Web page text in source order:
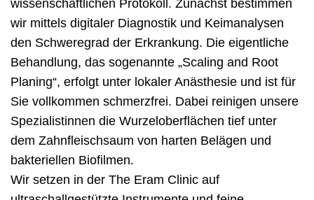
wissenschaftlichen Protokoll. Zunächst bestimmen
wir mittels digitaler Diagnostik und Keimanalysen
den Schweregrad der Erkrankung. Die eigentliche
Behandlung, das sogenannte „Scaling and Root
Planing“, erfolgt unter lokaler Anästhesie und ist für
Sie vollkommen schmerzfrei. Dabei reinigen unsere
Spezialistinnen die Wurzeloberflächen tief unter
dem Zahnfleischsaum von harten Belägen und
bakteriellen Biofilmen.
Wir setzen in der The Eram Clinic auf